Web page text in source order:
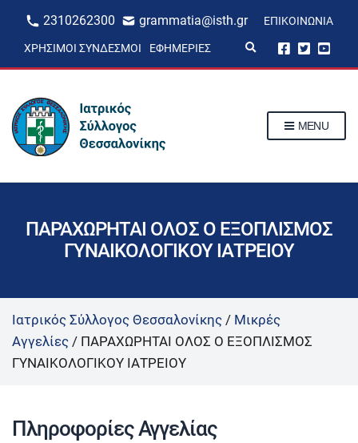
2310262300 grammatia@isth.gr ΕΠΙΚΟΙΝΩΝΊΑ
ΧΡΉΣΙΜΟΙ ΣΎΝΔΕΣΜΟΙ ΕΦΗΜΕΡΊΕΣ
p
m
MENU
ΠΑΡΑΧΩΡΗΤΑΙ ΟΛΟΣ Ο ΕΞΟΠΛΙΣΜΟΣ
ΓΥΝΑΙΚΟΛΟΓΙΚΟΥ ΙΑΤΡΕΙΟΥ
Ιατρικός Σύλλογος Θεσσαλονίκης / Μικρές
Αγγελίες / ΠΑΡΑΧΩΡΗΤΑΙ ΟΛΟΣ Ο ΕΞΟΠΛΙΣΜΟΣ
ΓΥΝΑΙΚΟΛΟΓΙΚΟΥ ΙΑΤΡΕΙΟΥ
Πληροφορίες Αγγελίας